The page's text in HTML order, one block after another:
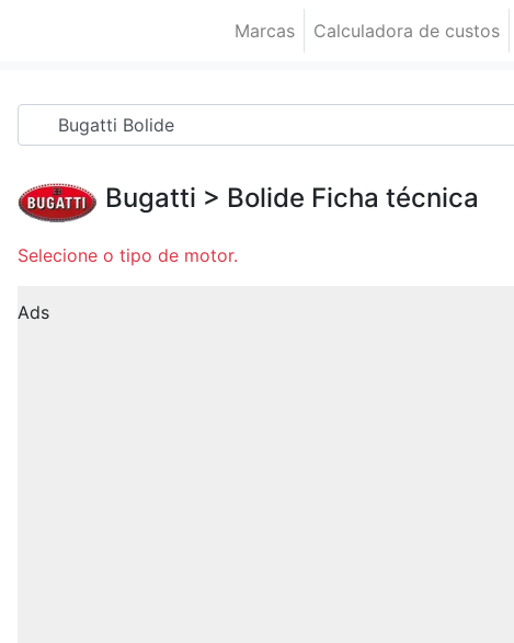
Marcas Calculadora de custos
Bugatti > Bolide Ficha técnica
Selecione o tipo de motor.
Ads